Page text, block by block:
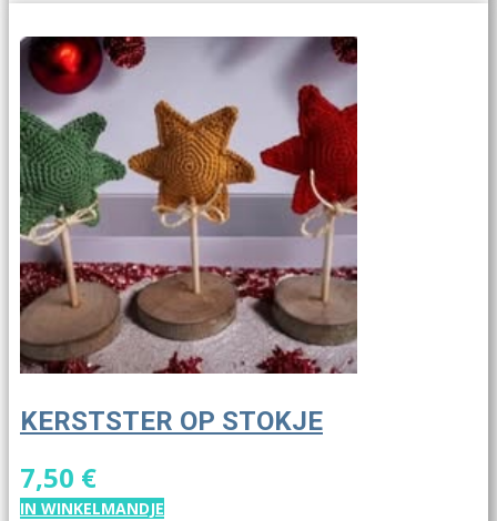
KERSTSTER OP STOKJE
7,50 €
IN WINKELMANDJE